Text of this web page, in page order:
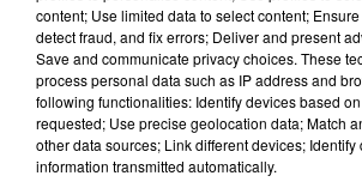
Lecture (1 min 16 sec)
100%
100% Radio l'agenda du Tarn nord
content; Use limited data to select content;
detect fraud, and fix errors; Deliver and present
Save and communicate privacy choices. These
process personal data such as IP address and
following functionalities: Identify devices based
requested; Use precise geolocation data; Match
other data sources; Link different devices;
information transmitted automatically.